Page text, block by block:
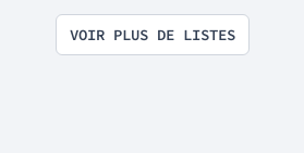
VOIR PLUS DE LISTES